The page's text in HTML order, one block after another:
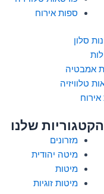
ספות אירוח
סלון
אמבטיה
טלוויזיה
הקטגוריות שלנו
מזרונים
מיטה יהודית
מיטות
מיטות זוגיות